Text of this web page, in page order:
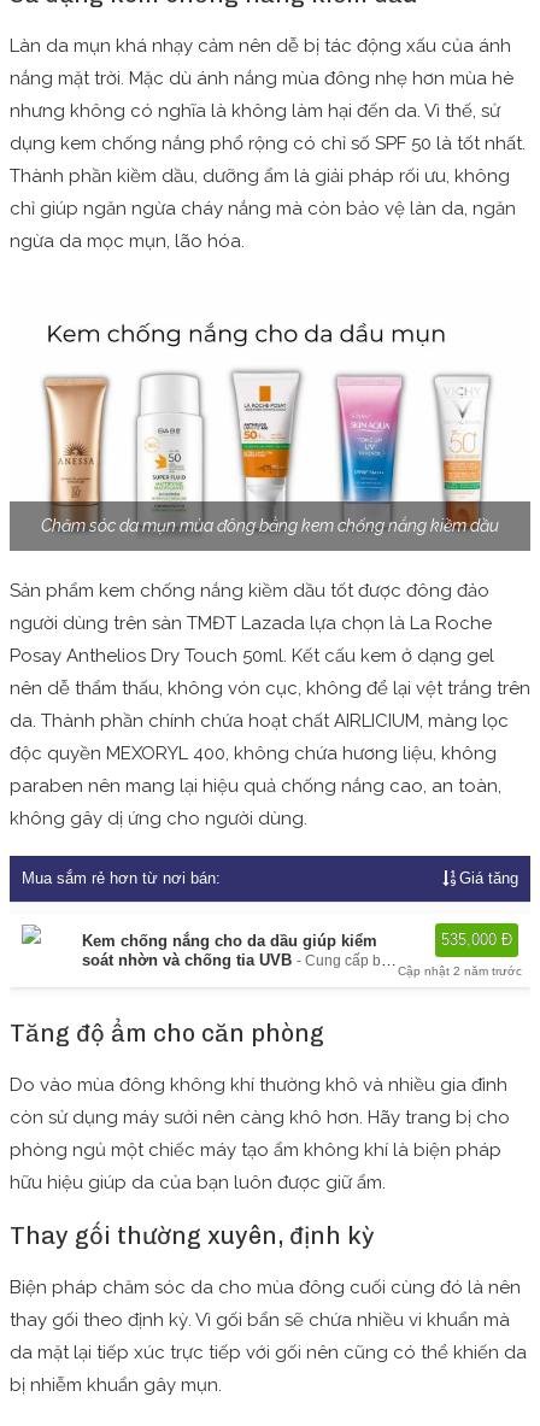
Làn da mụn khá nhạy cảm nên dễ bị tác động xấu của ánh
nắng mặt trời. Mặc dù ánh nắng mùa đông nhẹ hơn mùa hè
nhưng không có nghĩa là không làm hại đến da. Vì thế, sử
dụng kem chống nắng phổ rộng có chỉ số SPF 50 là tốt nhất.
Thành phần kiềm dầu, dưỡng ẩm là giải pháp rối ưu, không
chỉ giúp ngăn ngừa cháy nắng mà còn bảo vệ làn da, ngăn
ngừa da mọc mụn, lão hóa.
Chăm sóc da mụn mùa đông bằng kem chống nắng kiềm dầu
Sản phẩm kem chống nắng kiềm dầu tốt được đông đảo
người dùng trên sàn TMĐT Lazada lựa chọn là La Roche
Posay Anthelios Dry Touch 50ml. Kết cấu kem ở dạng gel
nên dễ thẩm thấu, không vón cục, không để lại vệt trắng trên
da. Thành phần chính chứa hoạt chất AIRLICIUM, màng lọc
độc quyền MEXORYL 400, không chứa hương liệu, không
paraben nên mang lại hiệu quả chống nắng cao, an toàn,
không gây dị ứng cho người dùng.
Mua sắm rẻ hơn từ nơi bán: Giá tăng
Kem chống nắng cho da dầu giúp kiểm
soát nhờn và chống tia UVB
Cung cấp bởi:
535,000 Đ
Cập nhật 2 năm trước
Tăng độ ẩm cho căn phòng
Do vào mùa đông không khí thường khô và nhiều gia đình
còn sử dụng máy sưởi nên càng khô hơn. Hãy trang bị cho
phòng ngủ một chiếc máy tạo ẩm không khí là biện pháp
hữu hiệu giúp da của bạn luôn được giữ ẩm.
Thay gối thường xuyên, định kỳ
Biện pháp chăm sóc da cho mùa đông cuối cùng đó là nên
thay gối theo định kỳ. Vì gối bẩn sẽ chứa nhiều vi khuẩn mà
da mặt lại tiếp xúc trực tiếp với gối nên cũng có thể khiến da
bị nhiễm khuẩn gây mụn.